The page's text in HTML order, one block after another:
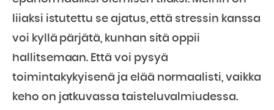
liiaksi istutettu se ajatus, että stressin kanssa
voi kyllä pärjätä, kunhan sitä oppii
hallitsemaan. Että voi pysyä
toimintakykyisenä ja elää normaalisti, vaikka
keho on jatkuvassa taisteluvalmiudessa.